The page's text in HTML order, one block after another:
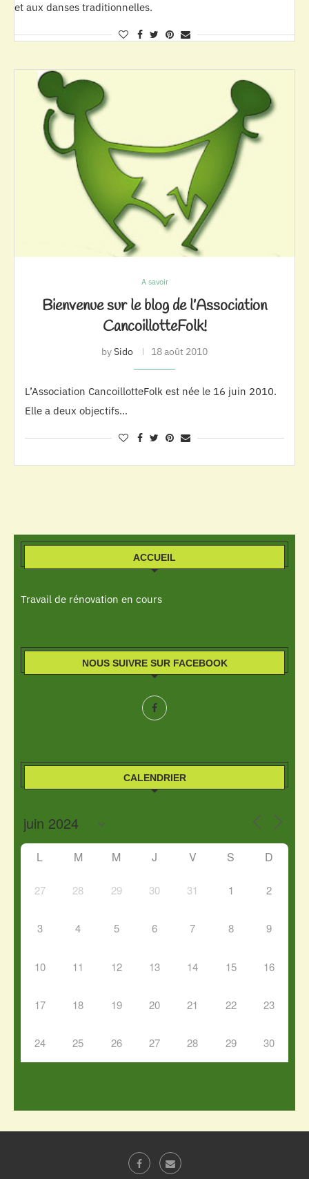
et aux danses traditionnelles.
A savoir
Bienvenue sur le blog de l’Association
CancoillotteFolk!
bySido 18 août 2010
L’Association CancoillotteFolk est née le 16 juin 2010.
Elle a deux objectifs…
ACCUEIL
Travail de rénovation en cours
NOUS SUIVRE SUR FACEBOOK
CALENDRIER
L M M J V S D
27 28 29 30 31 1 2
3 4 5 6 7 8 9
10 11 12 13 14 15 16
17 18 19 20 21 22 23
24 25 26 27 28 29 30